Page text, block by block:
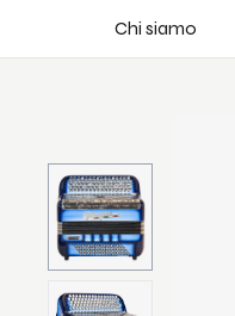
Chi siamo